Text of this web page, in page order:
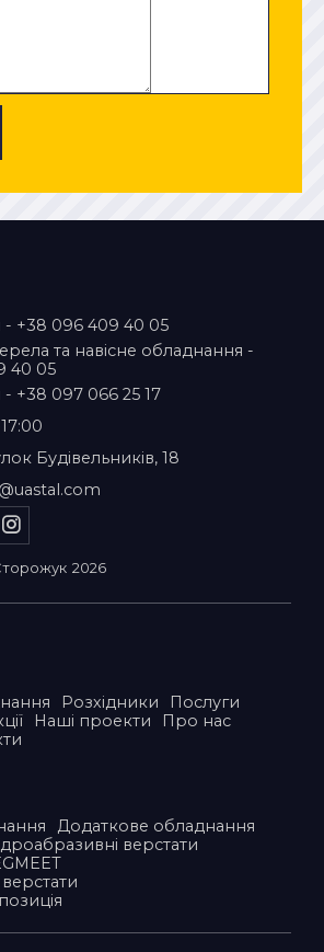
- +38 096 409 40 05
та навісне обладнання -
40 05
- +38 097 066 25 17
Будівельників, 18
2026
Розхідники
Послуги
Наші проекти
Про нас
Додаткове обладнання
верстати